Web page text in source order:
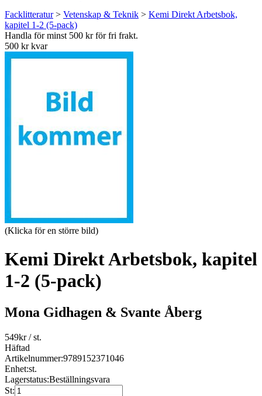
Facklitteratur> Vetenskap & Teknik > Kemi Direkt Arbetsbok,
kapitel 1-2 (5-pack)
Handla för minst 500 kr för fri frakt.
500 kr kvar
(Klicka för en större bild)
Kemi Direkt Arbetsbok, kapitel
1-2 (5-pack)
Mona Gidhagen & Svante Åberg
549kr/ st.
Häftad
Artikelnummer:9789152371046
Enhet:st.
Lagerstatus:Beställningsvara
St: